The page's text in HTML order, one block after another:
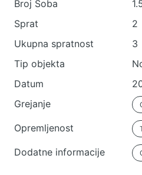
Broj Soba
Sprat
2
Ukupna spratnost
3
Tip objekta
Datum
Grejanje
Opremljenost
Dodatne informacije